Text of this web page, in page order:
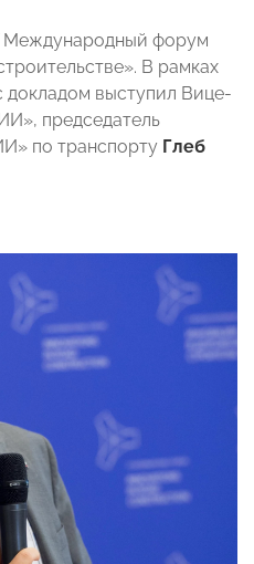
Международный форум
В рамках
выступил Вице-
председатель
по транспорту Глеб